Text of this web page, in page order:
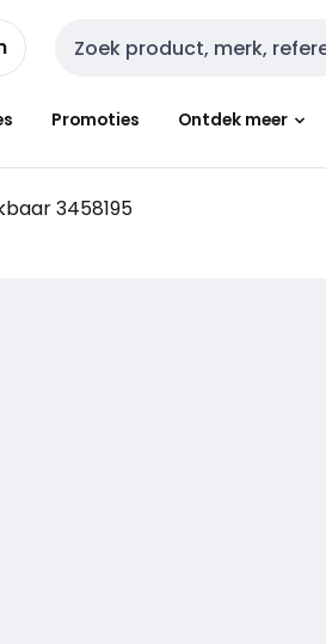
Zoekveld invoer
Promoties Ontdek meer
3458195